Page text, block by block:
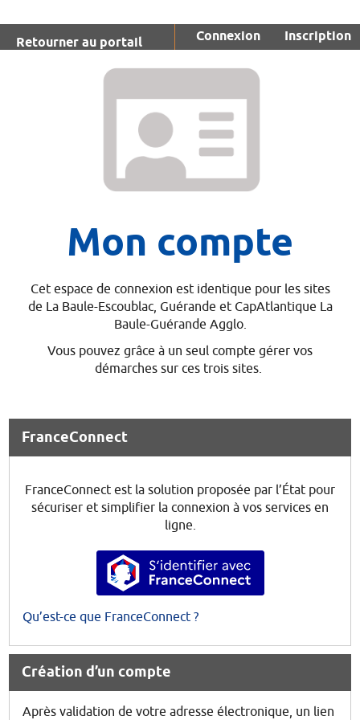
Retourner au portail Connexion Inscription
Mon compte
Cet espace de connexion est identique pour les sites
de La Baule-Escoublac, Guérande et CapAtlantique La
Baule-Guérande Agglo.
Vous pouvez grâce à un seul compte gérer vos
démarches sur ces trois sites.
FranceConnect
FranceConnect est la solution proposée par l’État pour
sécuriser et simplifier la connexion à vos services en
ligne.
S’identifier avec FranceConnect
Qu’est-ce que FranceConnect ?
Création d’un compte
Après validation de votre adresse électronique, un lien